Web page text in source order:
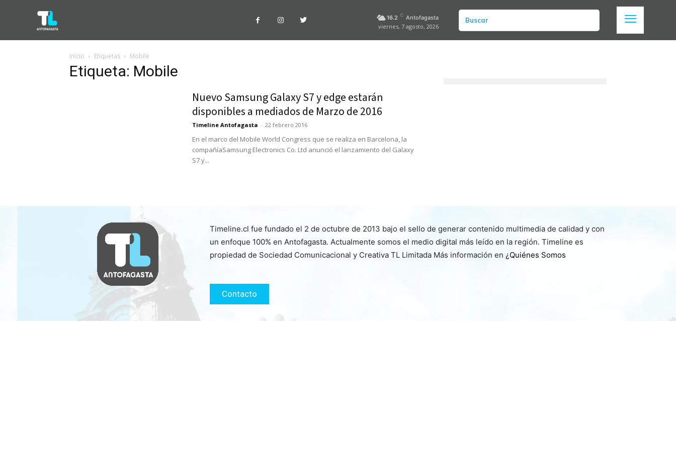
16.2 C Antofagasta
viernes, 7 agosto, 2026
Buscar
Inicio Etiquetas Mobile
Etiqueta: Mobile
Nuevo Samsung Galaxy S7 y edge estarán
disponibles a mediados de Marzo de 2016
Timeline Antofagasta - 22 febrero 2016
En el marco del Mobile World Congress que se realiza en Barcelona, la
compañíaSamsung Electronics Co. Ltd anunció el lanzamiento del Galaxy
S7 y...
Timeline.cl fue fundado el 2 de octubre de 2013 bajo el sello de generar contenido multimedia de calidad y con
un enfoque 100% en Antofagasta. Actualmente somos el medio digital más leído en la región. Timeline es
propiedad de Sociedad Comunicacional y Creativa TL Limitada Más información en ¿Quiénes Somos
Contacto